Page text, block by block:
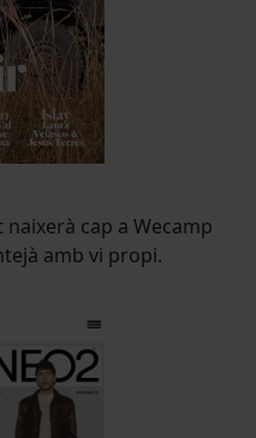
cap a Wecamp
amb vi propi.